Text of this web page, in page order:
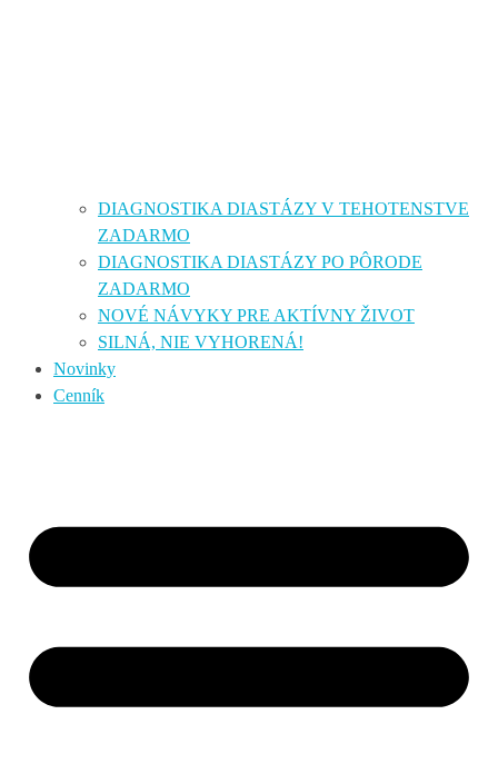
DIAGNOSTIKA DIASTÁZY V TEHOTENSTVE
ZADARMO
DIAGNOSTIKA DIASTÁZY PO PÔRODE
ZADARMO
NOVÉ NÁVYKY PRE AKTÍVNY ŽIVOT
SILNÁ, NIE VYHORENÁ!
Novinky
Cenník